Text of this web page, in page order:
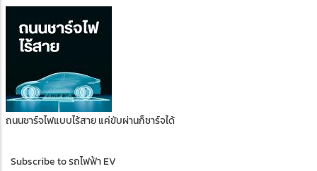
ถนนชาร์จไฟแบบไร้สาย แค่ขับผ่านก็ชาร์จได้
Subscribe to รถไฟฟ้า EV